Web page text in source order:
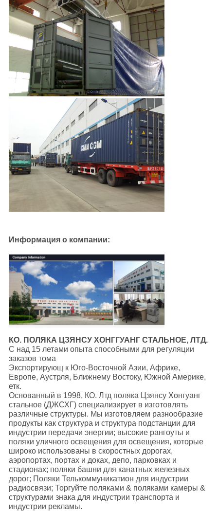
Информация о компании:
КО. ПОЛЯКА ЦЗЯНСУ ХОНГГУАНГ СТАЛЬНОЕ, ЛТД.
С над 15 летами опыта способными для регуляции
заказов тома
Экспортирующ к Юго-Восточной Азии, Африке,
Европе, Аустрля, Ближнему Востоку, Южной Америке,
етк.
Основанный в 1998, КО. Лтд поляка Цзянсу Хонгуанг
стальное (ДЖСХГ) специализирует в изготовлять
различные структуры. Мы изготовляем разнообразие
продукты как структура и структура подстанции для
индустрии передачи энергии; высокие рангоуты и
поляки уличного освещения для освещения, которые
широко использованы в скоростных дорогах,
аэропортах, портах и доках, депо, парковках и
стадионах; поляки башни для канатных железных
дорог; Поляки Телькоммуникатион для индустрии
радиосвязи; Торгуйте поляками & поляками камеры &
структурами знака для индустрии транспорта и
индустрии рекламы.